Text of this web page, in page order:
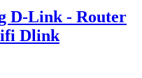
D-Link - Router
Dlink